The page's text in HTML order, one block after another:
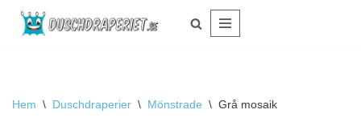
Hem \ Duschdraperier \ Mönstrade \ Grå mosaik